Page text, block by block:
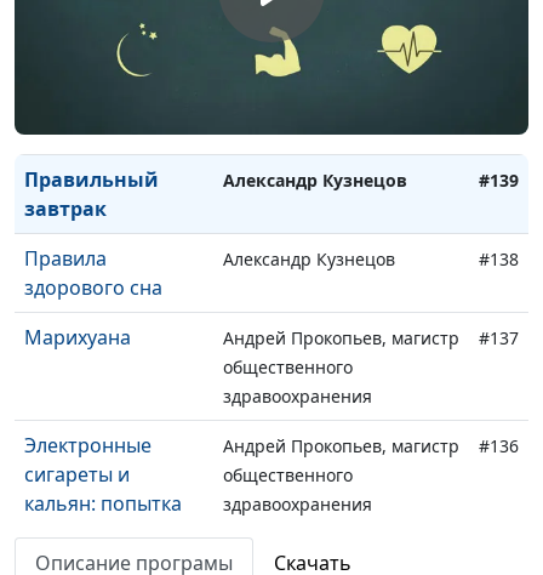
спорта
Зачем нужны
Павел Меженин,
спорта
Правильный
завтрак
Александр Кузнецов #139
Правила
здорового сна
Александр Кузнецов #138
Марихуана
Андрей Прокопьев, магистр
общественного
здравоохранения
#137
Электронные
сигареты и
кальян: попытка
отучить от табака
Андрей Прокопьев, магистр
общественного
здравоохранения
#136
Описание програмы Скачать